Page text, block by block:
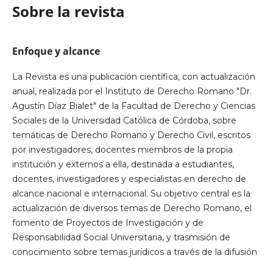
Sobre la revista
Enfoque y alcance
La Revista es una publicación científica, con actualización
anual, realizada por el Instituto de Derecho Romano "Dr.
Agustín Díaz Bialet" de la Facultad de Derecho y Ciencias
Sociales de la Universidad Católica de Córdoba, sobre
temáticas de Derecho Romano y Derecho Civil, escritos
por investigadores, docentes miembros de la propia
institución y externos a ella, destinada a estudiantes,
docentes, investigadores y especialistas en derecho de
alcance nacional e internacional. Su objetivo central es la
actualización de diversos temas de Derecho Romano, el
fomento de Proyectos de Investigación y de
Responsabilidad Social Universitaria, y trasmisión de
conocimiento sobre temas jurídicos a través de la difusión